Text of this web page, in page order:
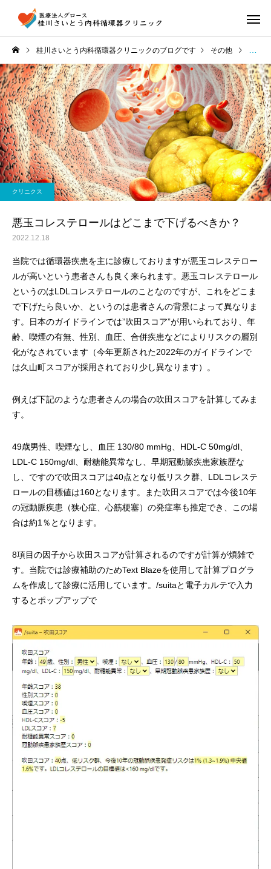
桂川さいとう内科循環器クリニックのブログです その他 悪玉
クリニクス
悪玉コレステロールはどこまで下げるべきか？
2022.12.18
当院では循環器疾患を主に診療しておりますが悪玉コレステロー
ルが高いという患者さんも良く来られます。悪玉コレステロール
というのはLDLコレステロールのことなのですが、これをどこま
で下げたら良いか、というのは患者さんの背景によって異なりま
す。日本のガイドラインでは”吹田スコア”が用いられており、年
齢、喫煙の有無、性別、血圧、合併疾患などによりリスクの層別
化がなされています（今年更新された2022年のガイドラインで
は久山町スコアが採用されており少し異なります）。
例えば下記のような患者さんの場合の吹田スコアを計算してみま
す。
49歳男性、喫煙なし、血圧 130/80 mmHg、HDL-C 50mg/dl、
LDL-C 150mg/dl、耐糖能異常なし、早期冠動脈疾患家族歴な
し、ですので吹田スコアは40点となり低リスク群、LDLコレステ
ロールの目標値は160となります。また吹田スコアでは今後10年
の冠動脈疾患（狭心症、心筋梗塞）の発症率も推定でき、この場
合は約1％となります。
8項目の因子から吹田スコアが計算されるのですが計算が煩雑で
す。当院では診療補助のためText Blazeを使用して計算プログラ
ムを作成して診療に活用しています。/suitaと電子カルテで入力
するとポップアップで